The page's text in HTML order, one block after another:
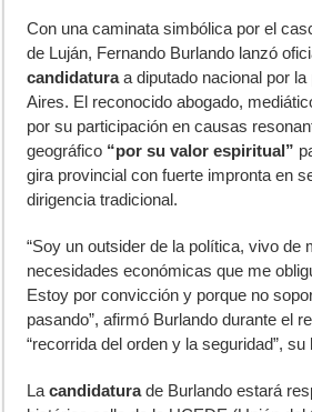
Con una caminata simbólica por el
de Luján, Fernando Burlando lanzó
candidaturaa diputado nacional por la
Aires. El reconocido abogado,
por su participación en causas
geográfico “por su valor espiritual”
gira provincial con fuerte impronta en
dirigencia tradicional.
“Soy un outsider de la política, vivo de
necesidades económicas que me
Estoy por convicción y porque no
pasando”, afirmó Burlando durante el
“recorrida del orden y la seguridad”,
Lacandidaturade Burlando estará